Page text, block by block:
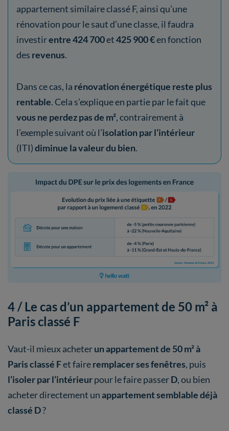
appartement similaire classé F, ainsi qu’une
rénovation pour le saut d’une classe, il faudra
investirentre 424 700et425 900 €en fonction
des revenus.
Dans ce cas, la rénovation énergétique reste plus
rentable. Cela s’explique en partie par le fait que
vous ne perdez pas de m², contrairement à
l’exemple suivant où l’isolation par l’intérieur
(ITI)diminue la valeur du bien.
4 / Le cas d’un appartement de 50 m² à
Paris classé F
Vaut-il mieux acheterun appartement de 50 m² à
Paris classé Fet faireremplacer ses fenêtres, puis
l’isoler par l’intérieurpour le faire passerD, ou bien
acheter directement unappartement semblable déjà
classé D?